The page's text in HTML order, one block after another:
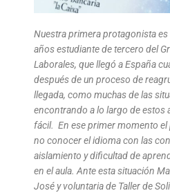
Nuestra primera protagonista es
años estudiante de tercero del
Laborales, que llegó a España
después de un proceso de
llegada, como muchas de las
encontrando a lo largo de estos
fácil. En ese primer momento
no conocer el idioma con las
aislamiento y dificultad de
en el aula. Ante esta situación
José y voluntaria de Taller de